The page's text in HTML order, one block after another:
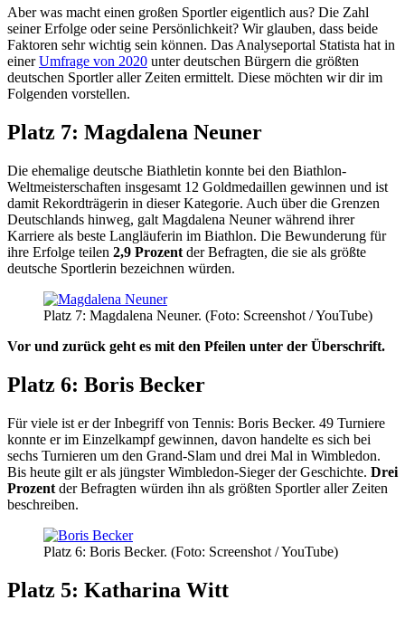
Aber was macht einen großen Sportler eigentlich aus? Die Zahl
seiner Erfolge oder seine Persönlichkeit? Wir glauben, dass beide
Faktoren sehr wichtig sein können. Das Analyseportal Statista hat in
einerUmfrage von 2020 unter deutschen Bürgern die größten
deutschen Sportler aller Zeiten ermittelt. Diese möchten wir dir im
Folgenden vorstellen.
Platz 7: Magdalena Neuner
Die ehemalige deutsche Biathletin konnte bei den Biathlon-
Weltmeisterschaften insgesamt 12 Goldmedaillen gewinnen und ist
damit Rekordträgerin in dieser Kategorie. Auch über die Grenzen
Deutschlands hinweg, galt Magdalena Neuner während ihrer
Karriere als beste Langläuferin im Biathlon. Die Bewunderung für
ihre Erfolge teilen 2,9 Prozent der Befragten, die sie als größte
deutsche Sportlerin bezeichnen würden.
Platz 7: Magdalena Neuner. (Foto: Screenshot / YouTube)
Vor und zurück geht es mit den Pfeilen unter der Überschrift.
Platz 6: Boris Becker
Für viele ist er der Inbegriff von Tennis: Boris Becker. 49 Turniere
konnte er im Einzelkampf gewinnen, davon handelte es sich bei
sechs Turnieren um den Grand-Slam und drei Mal in Wimbledon.
Bis heute gilt er als jüngster Wimbledon-Sieger der Geschichte. Drei
Prozent der Befragten würden ihn als größten Sportler aller Zeiten
beschreiben.
Platz 6: Boris Becker. (Foto: Screenshot / YouTube)
Platz 5: Katharina Witt